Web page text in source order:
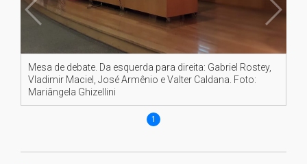
Mesa de debate. Da esquerda para direita: Gabriel Rostey,
Vladimir Maciel, José Armênio e Valter Caldana. Foto:
Mariângela Ghizellini
1